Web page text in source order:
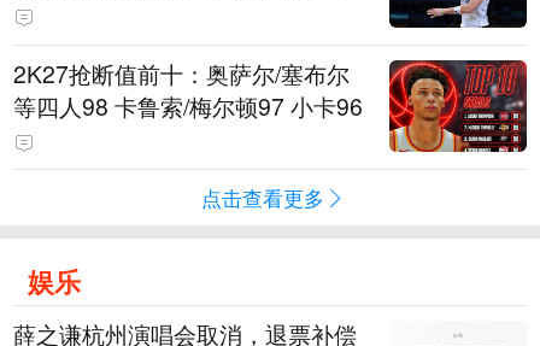
2K27抢断值前十：奥萨尔/塞布尔
等四人98 卡鲁索/梅尔顿97 小卡96
点击查看更多
娱乐
薛之谦杭州演唱会取消，退票补偿